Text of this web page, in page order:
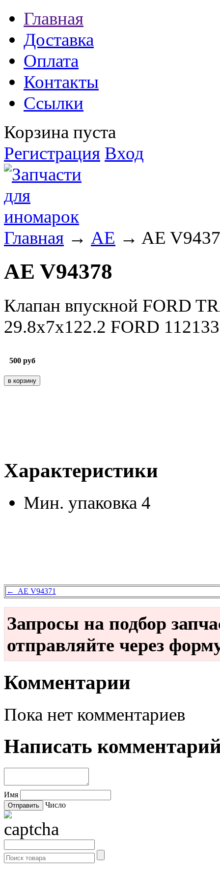
Главная
Доставка
Оплата
Контакты
Ссылки
Корзина пуста
Регистрация Вход
Главная → AE → AE
AE V94378
Клапан впускной FORD
29.8x7х122.2 FORD
500 руб
Характеристики
Мин. упаковка 4
← AE V94371
Запросы на подбор
отправляйте через
Комментарии
Пока нет комментариев
Написать
Имя
Число